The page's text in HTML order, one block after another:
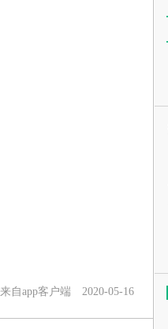
来自app客户端 2020-05-16